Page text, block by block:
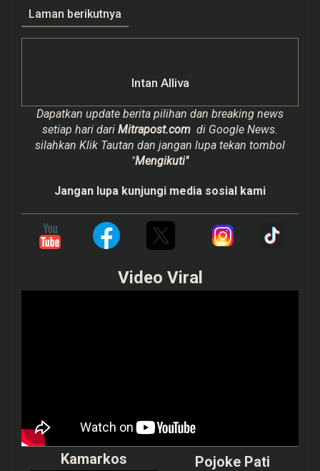
Laman berikutnya
Intan Alliva
Dapatkan update berita pilihan dan breaking news
setiap hari dari Mitrapost.com di Google News.
silahkan Klik Tautan dan jangan lupa tekan tombol
"Mengikuti"
Jangan lupa kunjungi media sosial kami
Video Viral
Kamarkos Pojoke Pati